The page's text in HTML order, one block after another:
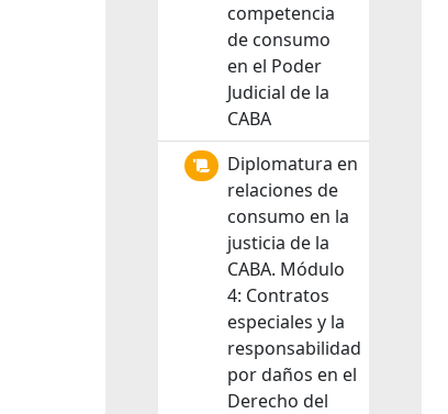
competencia
de consumo
en el Poder
Judicial de la
CABA
Diplomatura en
relaciones de
consumo en la
justicia de la
CABA. Módulo
4: Contratos
especiales y la
responsabilidad
por daños en el
Derecho del